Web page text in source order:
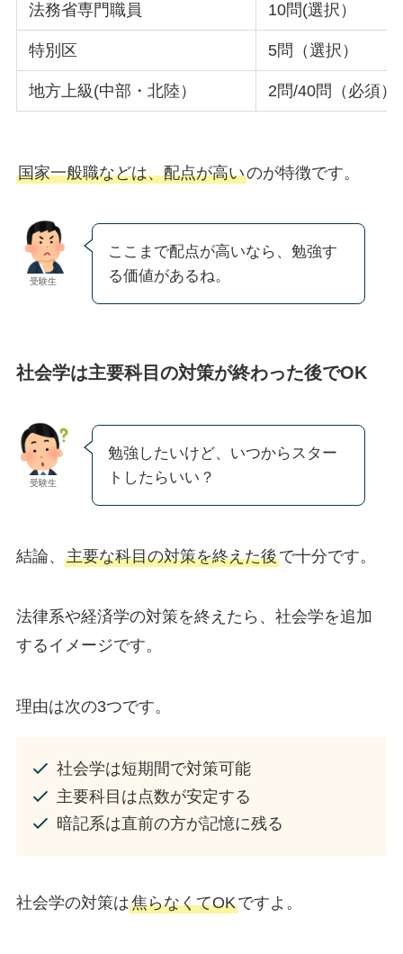
法務省専門職員 10問(選択）
特別区 5問（選択）
地方上級(中部・北陸） 2問/40問（必須）
国家一般職などは、配点が高いのが特徴です。
受験生
ここまで配点が高いなら、勉強す
る価値があるね。
社会学は主要科目の対策が終わった後でOK
受験生
勉強したいけど、いつからスター
トしたらいい？
結論、 主要な科目の対策を終えた後で十分です。
法律系や経済学の対策を終えたら、社会学を追加
するイメージです。
理由は次の3つです。
社会学は短期間で対策可能
主要科目は点数が安定する
暗記系は直前の方が記憶に残る
社会学の対策は焦らなくてOKですよ。